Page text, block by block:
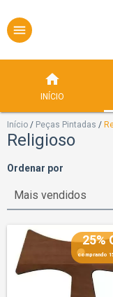
INÍCIO
Início / Peças Pintadas /
Religioso
Ordenar por
25%
comprando